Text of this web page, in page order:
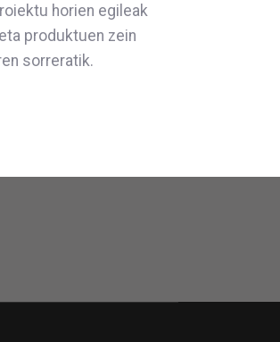
horien egileak
produktuen zein
sorreratik.